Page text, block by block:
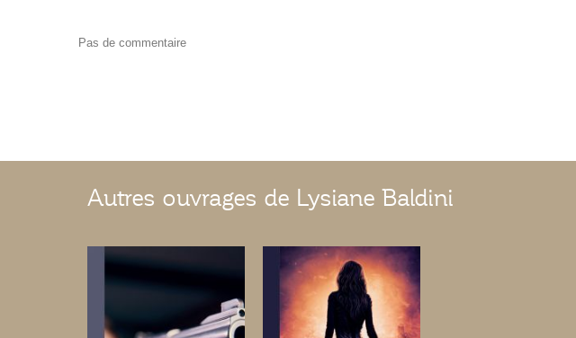
Pas de commentaire
Autres ouvrages de Lysiane Baldini